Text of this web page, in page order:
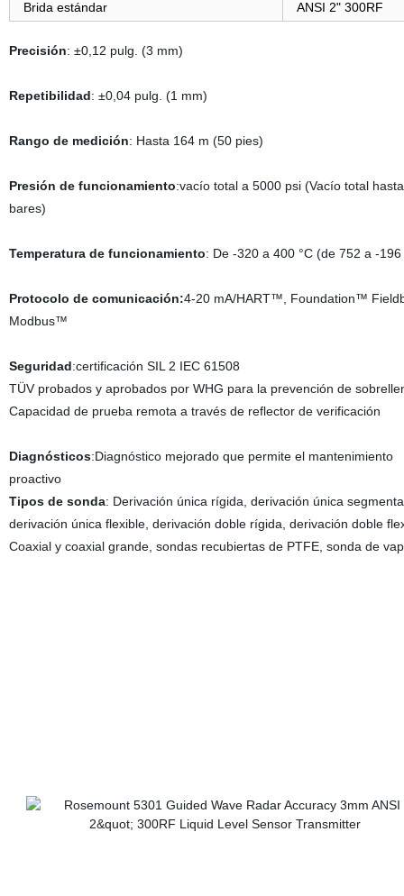
Brida estándar
ANSI 2" 300RF
Precisión: ±0,12 pulg. (3 mm)
Repetibilidad: ±0,04 pulg. (1 mm)
Rango de medición: Hasta 164 m (50 pies)
Presión de funcionamiento:vacío total a 5000 psi (Vacío total
bares)
Temperatura de funcionamiento: De -320 a 400 °C (de 752 a -196
Protocolo de comunicación:4-20 mA/HART™, Foundation™
Modbus™
Seguridad:certificación SIL 2 IEC 61508
TÜV probados y aprobados por WHG para la prevención de
Capacidad de prueba remota a través de reflector de verificación
Diagnósticos:Diagnóstico mejorado que permite el mantenimiento
proactivo
Tipos de sonda: Derivación única rígida, derivación única
derivación única flexible, derivación doble rígida, derivación doble
Coaxial y coaxial grande, sondas recubiertas de PTFE, sonda de